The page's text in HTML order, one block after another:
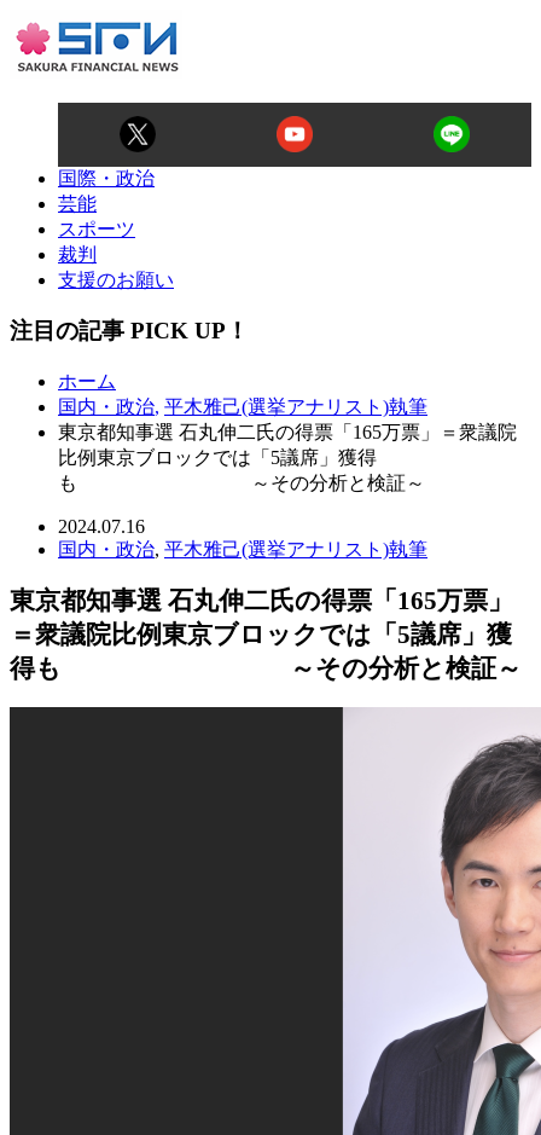
国際・政治
芸能
スポーツ
裁判
支援のお願い
注目の記事 PICK UP！
ホーム
国内・政治, 平木雅己(選挙アナリスト)執筆
東京都知事選 石丸伸二氏の得票「165万票」＝衆議院
比例東京ブロックでは「5議席」獲得
も ～その分析と検証～
2024.07.16
国内・政治, 平木雅己(選挙アナリスト)執筆
東京都知事選 石丸伸二氏の得票「165万票」
＝衆議院比例東京ブロックでは「5議席」獲
得も ～その分析と検証～